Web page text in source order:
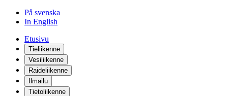
På svenska
In English
Etusivu
Tieliikenne
Vesiliikenne
Raideliikenne
Ilmailu
Tietoliikenne